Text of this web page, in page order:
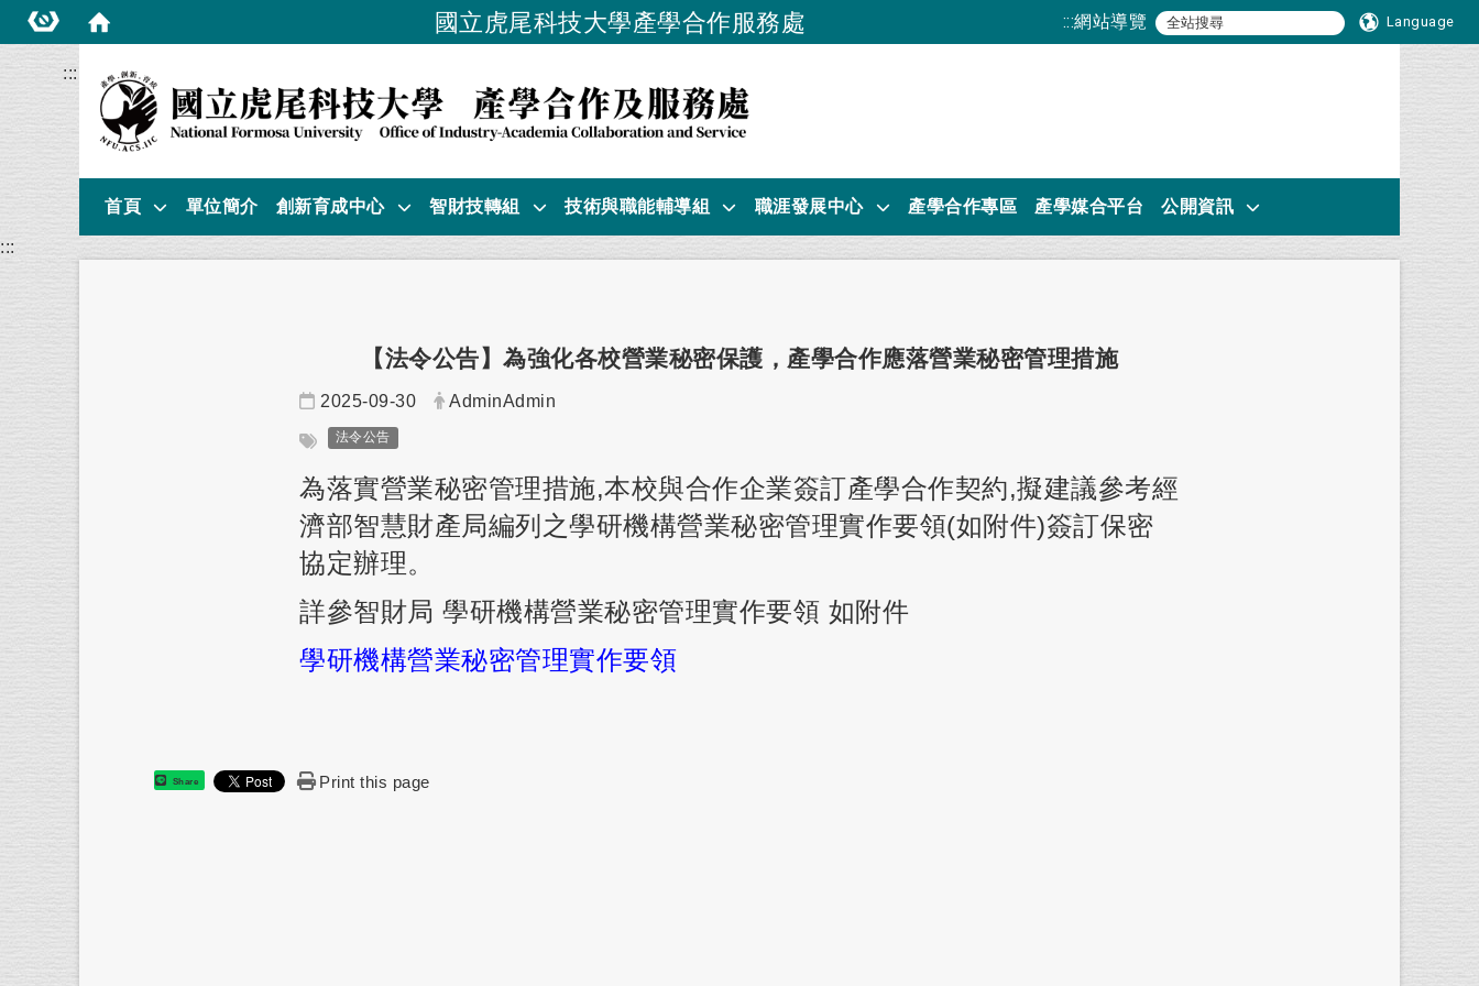
國立虎尾科技大學產學合作服務處 :::網站導覽 Language
跳到主要內容
:::
首頁 單位簡介 創新育成中心 智財技轉組 技術與職能輔導組 職涯發展中心 產學合作專區 產學媒合平台 公開資訊
:::
【法令公告】為強化各校營業秘密保護，產學合作應落營業秘密管理措施
日期：
2025-09-30 發布者：
AdminAdmin
標籤：
法令公告
為落實營業秘密管理措施,本校與合作企業簽訂產學合作契約,擬建議參考經
濟部智慧財產局編列之學研機構營業秘密管理實作要領(如附件)簽訂保密
協定辦理。
詳參智財局 學研機構營業秘密管理實作要領 如附件
學研機構營業秘密管理實作要領
Share Print this page